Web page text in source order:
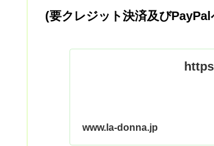
(要クレジット決済及び
www.la-donna.jp